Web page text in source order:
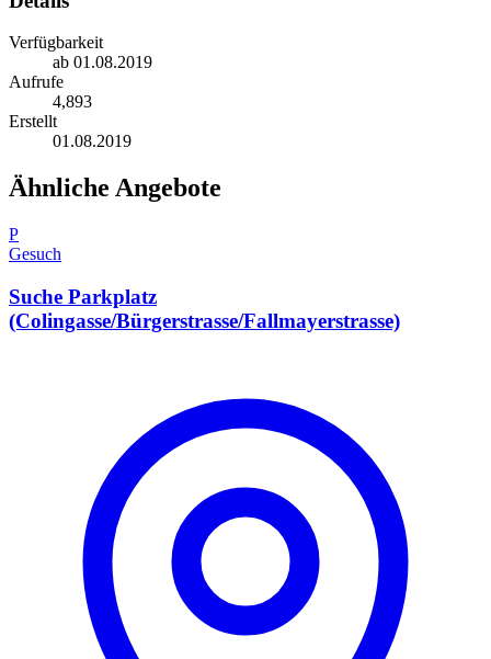
Verfügbarkeit
ab 01.08.2019
Aufrufe
4,893
Erstellt
01.08.2019
Ähnliche Angebote
P
Gesuch
Suche Parkplatz
(Colingasse/Bürgerstrasse/Fallmayerstrasse)